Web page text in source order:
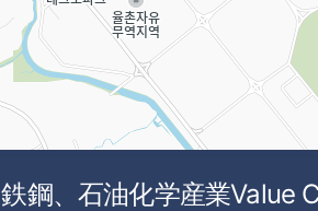
鉄鋼、石油化学産業Value